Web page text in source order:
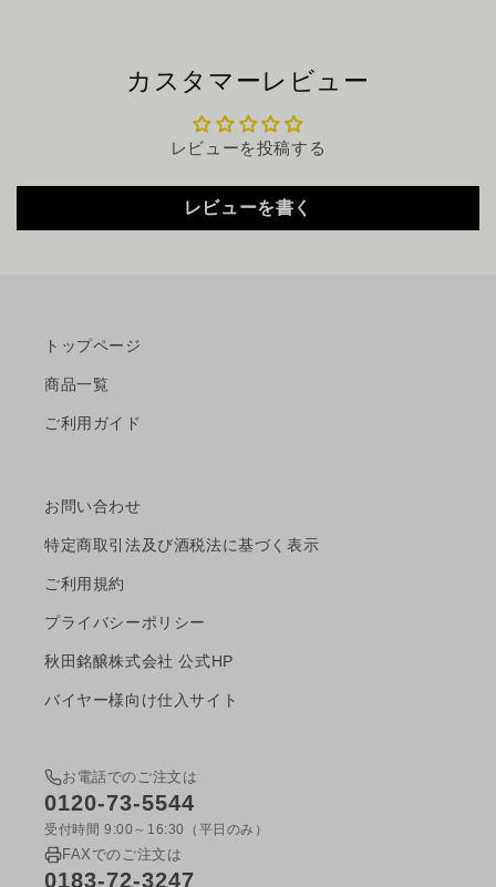
カスタマーレビュー
レビューを投稿する
レビューを書く
トップページ
商品一覧
ご利用ガイド
お問い合わせ
特定商取引法及び酒税法に基づく表示
ご利用規約
プライバシーポリシー
秋田銘醸株式会社 公式HP
バイヤー様向け仕入サイト
お電話でのご注文は
0120-73-5544
受付時間 9:00～16:30（平日のみ）
FAXでのご注文は
0183-72-3247